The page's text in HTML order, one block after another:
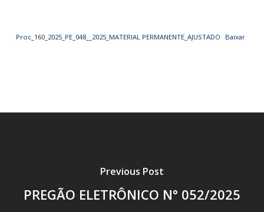
Proc_160_2025_PE_048__2025_MATERIAL PERMANENTE_AJUSTADO Baixar
Previous Post
PREGÃO ELETRÔNICO N° 052/2025